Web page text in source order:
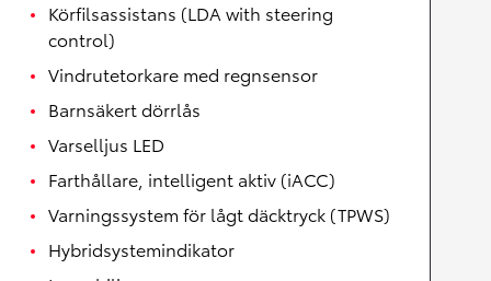
Körfilsassistans (LDA with steering
control)
Vindrutetorkare med regnsensor
Barnsäkert dörrlås
Varselljus LED
Farthållare, intelligent aktiv (iACC)
Varningssystem för lågt däcktryck (TPWS)
Hybridsystemindikator